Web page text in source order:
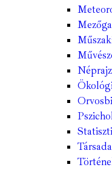
Néprajz